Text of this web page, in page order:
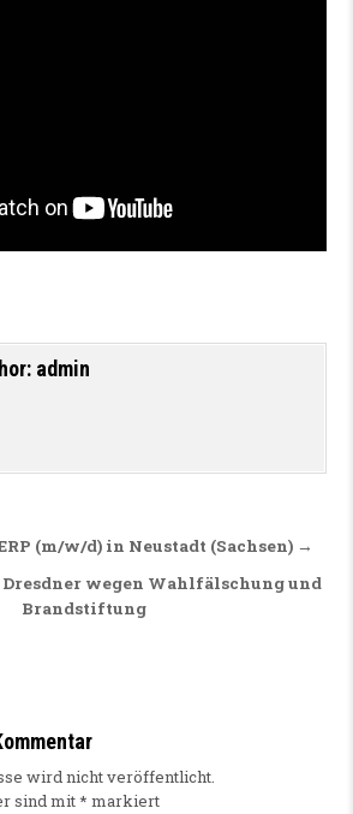
admin
(m/w/d) in Neustadt (Sachsen) →
wegen Wahlfälschung und
Brandstiftung
wird nicht veröffentlicht.
sind mit* markiert